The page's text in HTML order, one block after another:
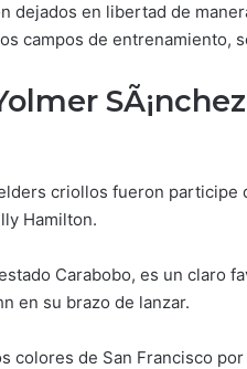
dejados en libertad de
campos de entrenamiento,
criollos fueron
Hamilton.
Carabobo, es un claro
en su brazo de lanzar.
colores de San Francisco